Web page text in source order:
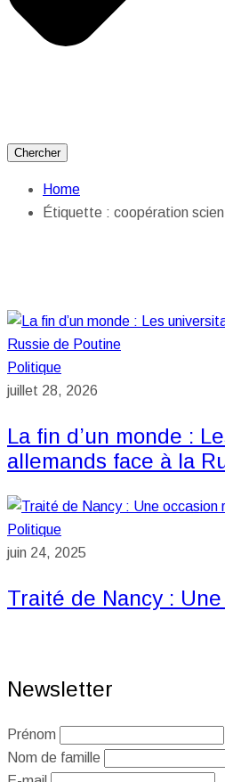
Chercher
Home
Étiquette : coopération
Politique
juillet 28, 2026
La fin d’un monde :
allemands face à la
Politique
juin 24, 2025
Traité de Nancy :
Newsletter
Prénom
Nom de famille